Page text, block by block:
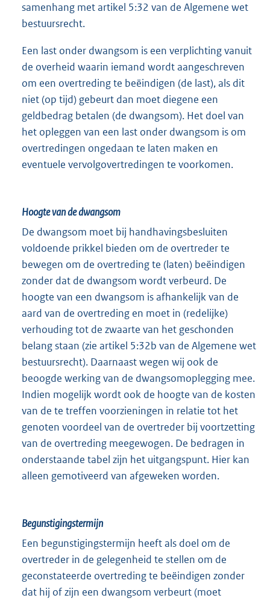
samenhang met artikel 5:32 van de Algemene wet
bestuursrecht.
Een last onder dwangsom is een verplichting vanuit
de overheid waarin iemand wordt aangeschreven
om een overtreding te beëindigen (de last), als dit
niet (op tijd) gebeurt dan moet diegene een
geldbedrag betalen (de dwangsom). Het doel van
het opleggen van een last onder dwangsom is om
overtredingen ongedaan te laten maken en
eventuele vervolgovertredingen te voorkomen.
Hoogte van de dwangsom
De dwangsom moet bij handhavingsbesluiten
voldoende prikkel bieden om de overtreder te
bewegen om de overtreding te (laten) beëindigen
zonder dat de dwangsom wordt verbeurd. De
hoogte van een dwangsom is afhankelijk van de
aard van de overtreding en moet in (redelijke)
verhouding tot de zwaarte van het geschonden
belang staan (zie artikel 5:32b van de Algemene wet
bestuursrecht). Daarnaast wegen wij ook de
beoogde werking van de dwangsomoplegging mee.
Indien mogelijk wordt ook de hoogte van de kosten
van de te treffen voorzieningen in relatie tot het
genoten voordeel van de overtreder bij voortzetting
van de overtreding meegewogen. De bedragen in
onderstaande tabel zijn het uitgangspunt. Hier kan
alleen gemotiveerd van afgeweken worden.
Begunstigingstermijn
Een begunstigingstermijn heeft als doel om de
overtreder in de gelegenheid te stellen om de
geconstateerde overtreding te beëindigen zonder
dat hij of zijn een dwangsom verbeurt (moet